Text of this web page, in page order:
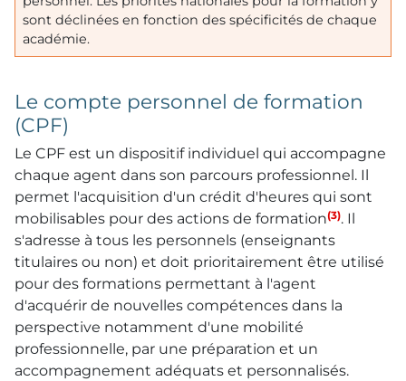
sont déclinées en fonction des spécificités de chaque
académie.
Le compte personnel de formation
(CPF)
Le CPF est un dispositif individuel qui accompagne
chaque agent dans son parcours professionnel. Il
permet l'acquisition d'un crédit d'heures qui sont
mobilisables pour des actions de formation(3). Il
s'adresse à tous les personnels (enseignants
titulaires ou non) et doit prioritairement être utilisé
pour des formations permettant à l'agent
d'acquérir de nouvelles compétences dans la
perspective notamment d'une mobilité
professionnelle, par une préparation et un
accompagnement adéquats et personnalisés.